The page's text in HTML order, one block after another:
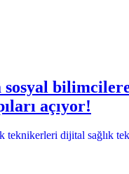
sosyal
açıyor!